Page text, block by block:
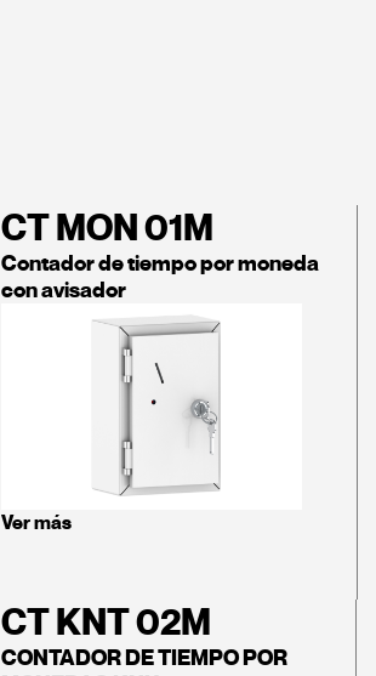
CT MON 01M
Contador de tiempo por moneda
con avisador
Ver más
CT KNT 02M
CONTADOR DE TIEMPO POR